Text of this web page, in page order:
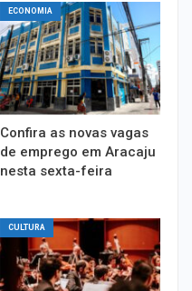
ECONOMIA
Confira as novas vagas
de emprego em Aracaju
nesta sexta-feira
CULTURA